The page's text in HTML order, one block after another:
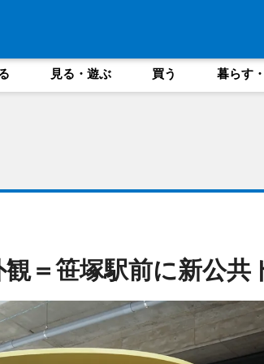
見る・遊ぶ 買う 暮らす
＝笹塚駅前に新公共